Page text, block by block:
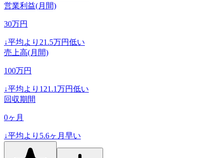
営業利益(月間)
30万円
↓平均より 21.5万円低い
売上高(月間)
100万円
↓平均より 121.1万円低い
回収期間
0ヶ月
↓平均より 5.6ヶ月早い